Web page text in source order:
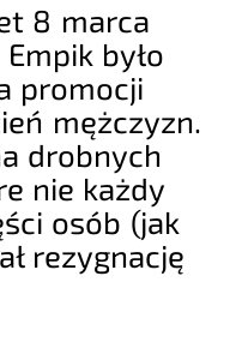
8 marca
było
promocji
mężczyzn.
drobnych
nie każdy
osób (jak
rezygnację